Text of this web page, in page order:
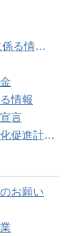
報登録
情報
言
画）について
お願い